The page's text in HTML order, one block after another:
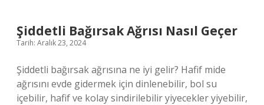
Şiddetli Bağırsak Ağrısı Nasıl Geçer
Tarih: Aralık 23, 2024
Şiddetli bağırsak ağrısına ne iyi gelir? Hafif mide
ağrısını evde gidermek için dinlenebilir, bol su
içebilir, hafif ve kolay sindirilebilir yiyecekler yiyebilir,